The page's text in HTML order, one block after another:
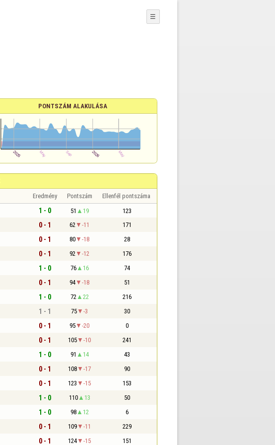
☰
PONTSZÁM ALAKULÁSA
Eredmény Pontszám Ellenfél pontszáma
1 - 0 51 19 123
0 - 1 62 -11 171
0 - 1 80 -18 28
0 - 1 92 -12 176
1 - 0 76 16 74
0 - 1 94 -18 51
1 - 0 72 22 216
1 - 1 75 -3 30
0 - 1 95 -20 0
0 - 1 105 -10 241
1 - 0 91 14 43
0 - 1 108 -17 90
0 - 1 123 -15 153
1 - 0 110 13 50
1 - 0 98 12 6
0 - 1 109 -11 229
0 - 1 124 -15 151